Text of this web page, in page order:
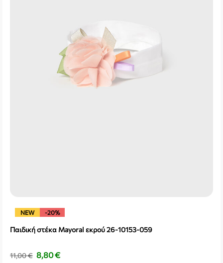
NEW -20%
Παιδική στέκα Mayoral εκρού 26-10153-059
11,00€ 8,80€